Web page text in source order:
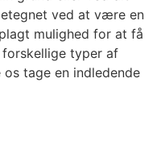
ved at være en
mulighed for at få
typer af
tage en indledende